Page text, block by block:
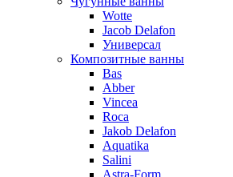
Wotte
Jacob Delafon
Универсал
Композитные ванны
Bas
Abber
Vincea
Roca
Jakob Delafon
Aquatika
Salini
Astra-Form